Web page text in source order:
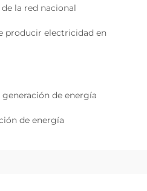
la red nacional
producir electricidad en
de energía
de energía